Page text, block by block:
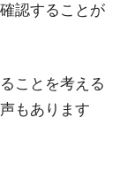
認することが
ことを考える
もあります